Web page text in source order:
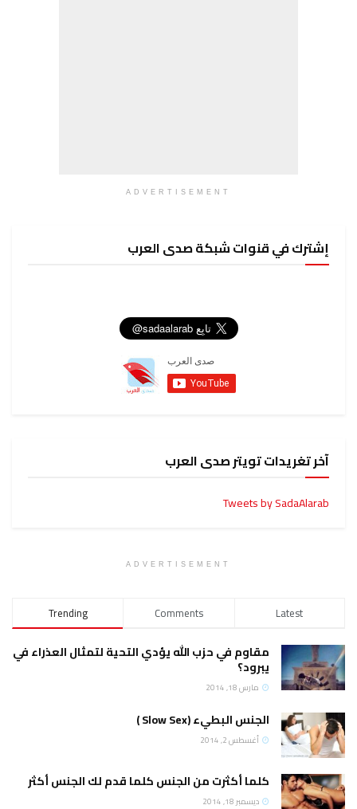
ADVERTISEMENT
إشترك في قنوات شبكة صدى العرب
آخر تغريدات تويتر صدى العرب
Tweets by SadaAlarab
ADVERTISEMENT
Trending Comments Latest
مقاوم في حزب الله يؤدي التحية لتمثال العذراء في
يبرود؟
مارس 18, 2014
الجنس البطيء (Slow Sex )
أغسطس 2, 2014
كلما أكثرت من الجنس كلما قدم لك الجنس أكثر
ديسمبر 18, 2014